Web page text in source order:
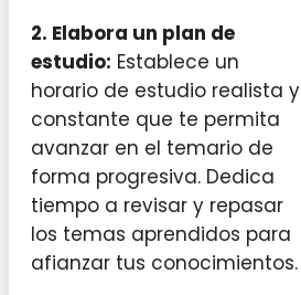
2. Elabora un plan de
estudio: Establece un
horario de estudio realista y
constante que te permita
avanzar en el temario de
forma progresiva. Dedica
tiempo a revisar y repasar
los temas aprendidos para
afianzar tus conocimientos.